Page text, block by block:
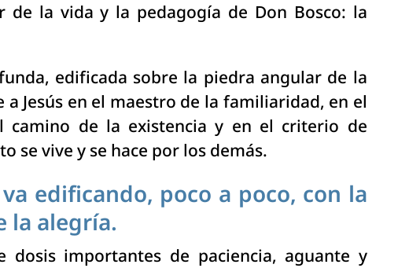
de la vida y la pedagogía de Don Bosco: la
edificada sobre la piedra angular de la
Jesús en el maestro de la familiaridad, en el
camino de la existencia y en el criterio de
se vive y se hace por los demás.
edificando, poco a poco, con la
la alegría.
dosis importantes de paciencia, aguante y